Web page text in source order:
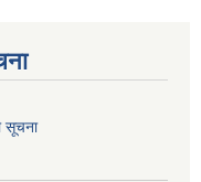
सूचना